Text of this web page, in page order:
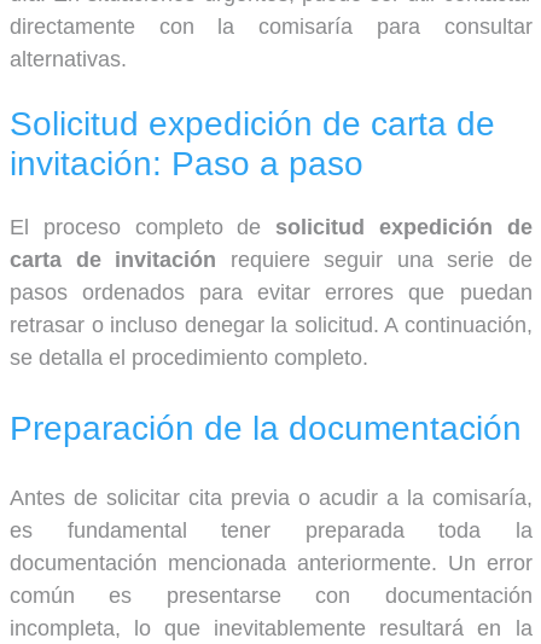
directamente con la comisaría para consultar
alternativas.
Solicitud expedición de carta de
invitación: Paso a paso
El proceso completo de solicitud expedición de
carta de invitación requiere seguir una serie de
pasos ordenados para evitar errores que puedan
retrasar o incluso denegar la solicitud. A continuación,
se detalla el procedimiento completo.
Preparación de la documentación
Antes de solicitar cita previa o acudir a la comisaría,
es fundamental tener preparada toda la
documentación mencionada anteriormente. Un error
común es presentarse con documentación
incompleta, lo que inevitablemente resultará en la